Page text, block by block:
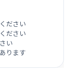
ださい
ださい
い
ります